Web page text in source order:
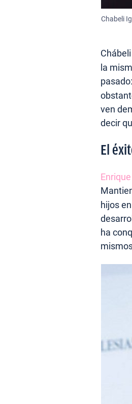
Chabeli
la
pasado:
ven
decir
El
hijos
ha